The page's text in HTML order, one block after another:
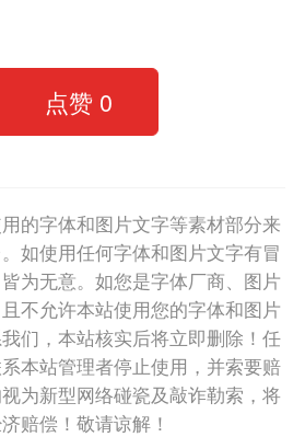
点赞 0
的字体和图片文字等素材部分来
如使用任何字体和图片文字有冒
为无意。如您是字体厂商、图片
不允许本站使用您的字体和图片
们，本站核实后将立即删除！任
本站管理者停止使用，并索要赔
为新型网络碰瓷及敲诈勒索，将
赔偿！敬请谅解！